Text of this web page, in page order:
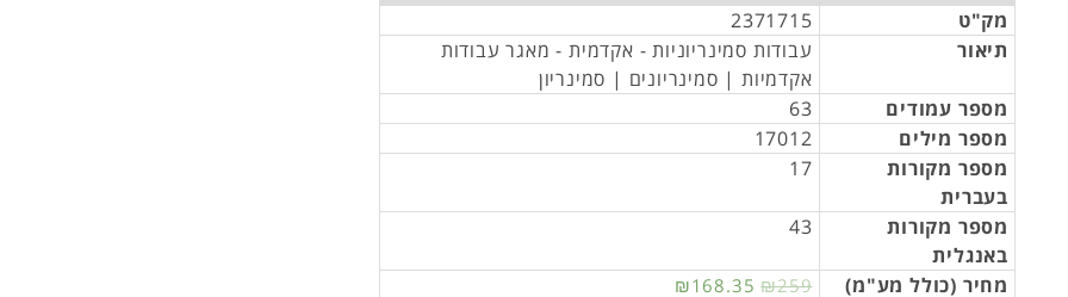
מק"ט
2371715
תיאור
עבודות סמינריוניות - אקדמית - מאגר עבודות
אקדמיות | סמינריונים | סמינריון
מספר עמודים
63
מספר מילים
17012
מספר מקורות
בעברית
17
מספר מקורות
באנגלית
43
מחיר (כולל מע"מ) ₪168.35 ₪259